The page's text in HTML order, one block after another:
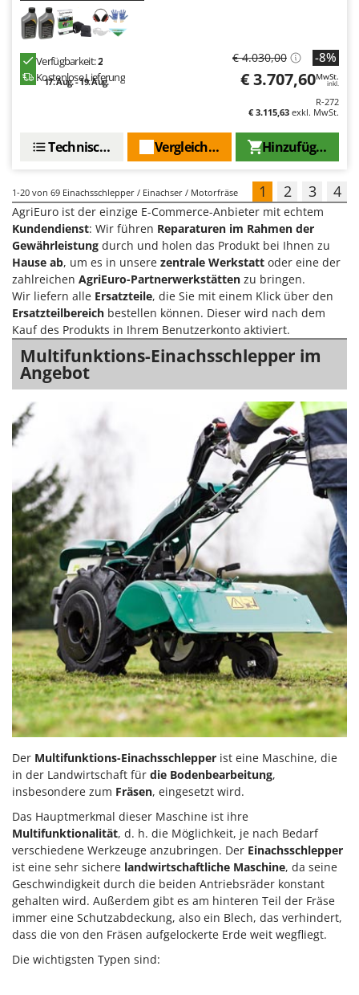
Verfügbarkeit:2
Kostenlose Lieferung
17. Aug. - 19. Aug.
€ 4.030,00 -8%
€ 3.707,60MwSt.
inkl.
R-272
€ 3.115,63 exkl. MwSt.
Hinzufügen
Vergleichen Sie
Technische Daten
1-20 von 69 Einachsschlepper / Einachser / Motorfräse 1 2 3 4
AgriEuro ist der einzige E-Commerce-Anbieter mit echtem
Kundendienst: Wir führen Reparaturen im Rahmen der
Gewährleistung durch und holen das Produkt bei Ihnen zu
Hause ab, um es in unsere zentrale Werkstatt oder eine der
zahlreichen AgriEuro-Partnerwerkstätten zu bringen.
Wir liefern alle Ersatzteile, die Sie mit einem Klick über den
Ersatzteilbereich bestellen können. Dieser wird nach dem
Kauf des Produkts in Ihrem Benutzerkonto aktiviert.
Multifunktions-Einachsschlepper im
Angebot
Der Multifunktions-Einachsschlepper ist eine Maschine, die
in der Landwirtschaft für die Bodenbearbeitung,
insbesondere zum Fräsen, eingesetzt wird.
Das Hauptmerkmal dieser Maschine ist ihre
Multifunktionalität, d. h. die Möglichkeit, je nach Bedarf
verschiedene Werkzeuge anzubringen. Der Einachsschlepper
ist eine sehr sichere landwirtschaftliche Maschine, da seine
Geschwindigkeit durch die beiden Antriebsräder konstant
gehalten wird. Außerdem gibt es am hinteren Teil der Fräse
immer eine Schutzabdeckung, also ein Blech, das verhindert,
dass die von den Fräsen aufgelockerte Erde weit wegfliegt.
Die wichtigsten Typen sind: